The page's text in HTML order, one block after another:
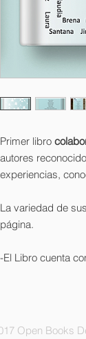
Primer libro
autores
experiencias,
La variedad de
página.
-El Libro cuenta
Open Books